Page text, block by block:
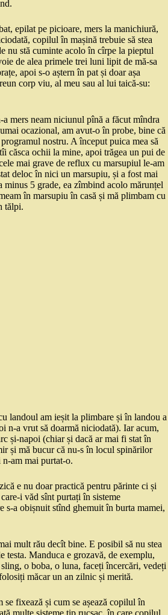
epilat pe picioare, mers la manichiură,
copilul în mașină trebuie să stea
nu stă cuminte acolo în cîrpe la pieptul
de alea primele trei luni lipit de mă-sa
apoi s-o aștern în pat și doar așa
corp viu, al meu sau al lui taică-su:
mers neam niciunul pînă a făcut mîndra
ocazional, am avut-o în probe, bine că
nostru. A început puica mea să
căsca ochii la mine, apoi trăgea un pui de
mai grave de reflux cu marsupiul le-am
deloc în nici un marsupiu, și a fost mai
minus 5 grade, ea zîmbind acolo mărunțel
în marsupiu în casă și mă plimbam cu
tălpi.
landoul am ieșit la plimbare și în landou a
n-a vrut să doarmă niciodată). Iar acum,
și-napoi (chiar și dacă ar mai fi stat în
și mă bucur că nu-s în locul spinărilor
am mai purtat-o.
e nu doar practică pentru părinte ci și
i văd sînt purtați în sisteme
s-a obișnuit stînd ghemuit în burta mamei,
mult rău decît bine. E posibil să nu stea
testa. Manduca e grozavă, de exemplu,
o boba, o luna, faceți încercări, vedeți
măcar un an zilnic și merită.
fixează și cum se așează copilul în
multe sisteme tip rucsac, în care copilul